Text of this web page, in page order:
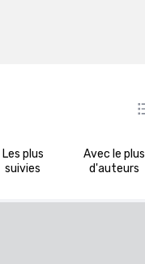
Les plus
suivies
Avec le plus
d'auteurs